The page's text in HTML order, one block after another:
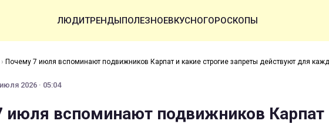
ЛЮДИТРЕНДЫПОЛЕЗНОЕВКУСНОГОРОСКОПЫ
› Почему 7 июля вспоминают подвижников Карпат и какие строгие запреты действуют для
2026 · 05:04
июля вспоминают подвижников Карпат